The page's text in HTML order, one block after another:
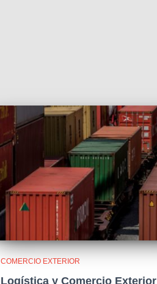
COMERCIO EXTERIOR
Logística y Comercio Exterior